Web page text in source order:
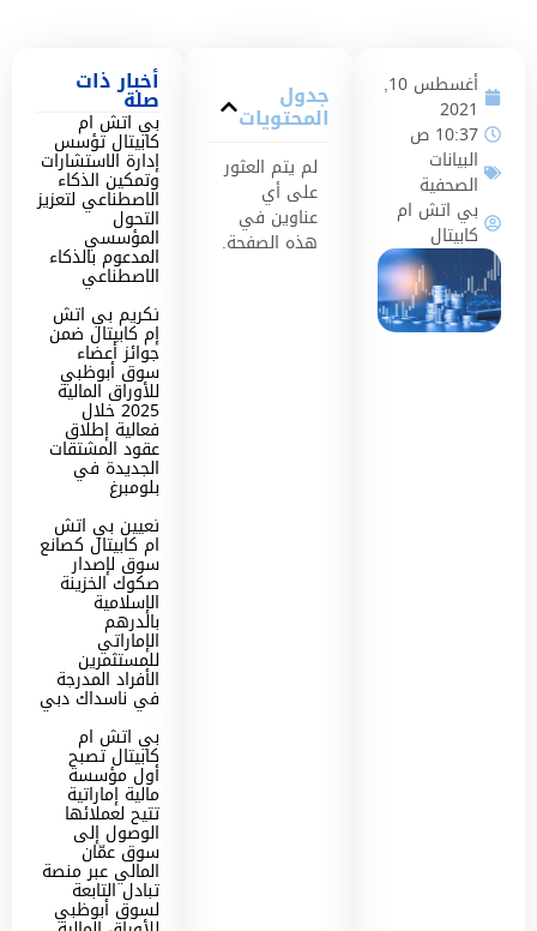
أغسطس 10,
2021
10:37 ص
البيانات
الصحفية
بي اتش ام
كابيتال
جدول
المحتويات
لم يتم العثور
على أي
عناوين في
هذه الصفحة.
أخبار ذات
صلة
بي اتش ام
كابيتال تؤسس
إدارة الاستشارات
وتمكين الذكاء
الاصطناعي لتعزيز
التحول
المؤسسي
المدعوم بالذكاء
الاصطناعي
تكريم بي اتش
إم كابيتال ضمن
جوائز أعضاء
سوق أبوظبي
للأوراق المالية
2025 خلال
فعالية إطلاق
عقود المشتقات
الجديدة في
بلومبرغ
تعيين بي اتش
ام كابيتال كصانع
سوق لإصدار
صكوك الخزينة
الإسلامية
بالدرهم
الإماراتي
للمستثمرين
الأفراد المدرجة
في ناسداك دبي
بي اتش ام
كابيتال تصبح
أول مؤسسة
مالية إماراتية
تتيح لعملائها
الوصول إلى
سوق عمّان
المالي عبر منصة
تبادل التابعة
لسوق أبوظبي